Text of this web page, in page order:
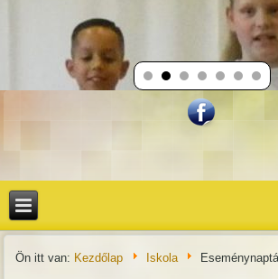
Ön itt van: Kezdőlap Iskola